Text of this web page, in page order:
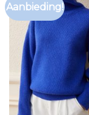
Aanbieding!